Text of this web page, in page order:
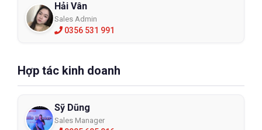
Hải Vân
Sales Admin
0356 531 991
Hợp tác kinh doanh
Sỹ Dũng
Sales Manager